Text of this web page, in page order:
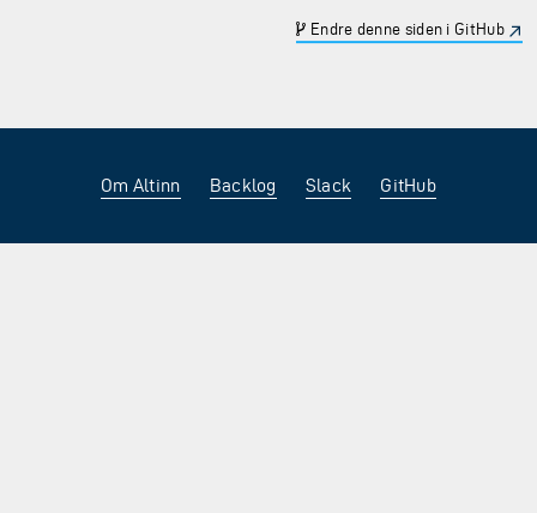
Endre denne siden i GitHub
Om Altinn Backlog Slack GitHub